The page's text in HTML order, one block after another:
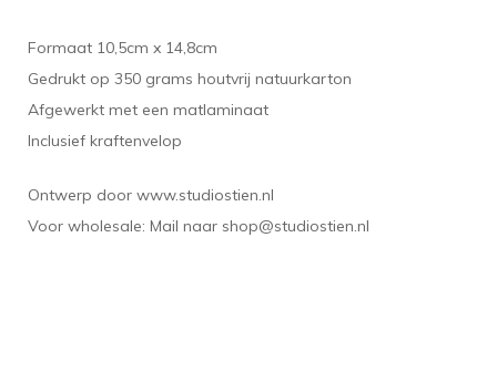
Formaat 10,5cm x 14,8cm
Gedrukt op 350 grams houtvrij natuurkarton
Afgewerkt met een matlaminaat
Inclusief kraftenvelop
Ontwerp door www.studiostien.nl
Voor wholesale: Mail naar shop@studiostien.nl